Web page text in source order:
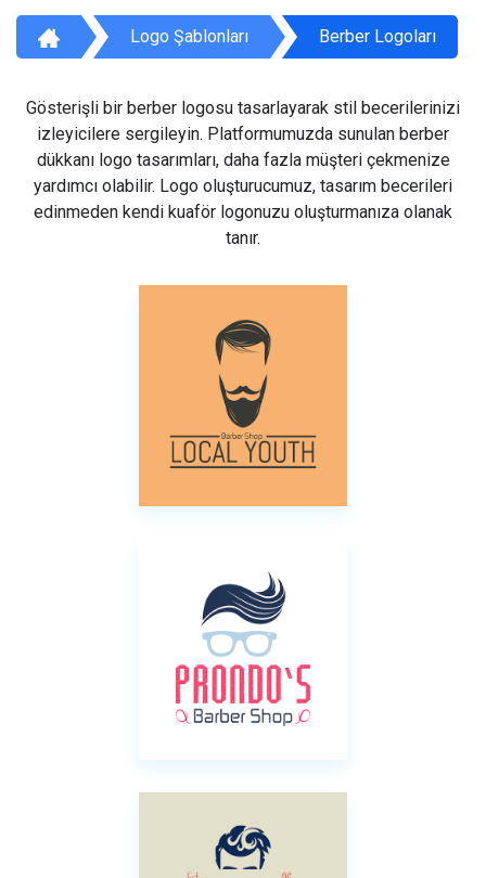
Logo Şablonları Berber Logoları
Gösterişli bir berber logosu tasarlayarak stil becerilerinizi
izleyicilere sergileyin. Platformumuzda sunulan berber
dükkanı logo tasarımları, daha fazla müşteri çekmenize
yardımcı olabilir. Logo oluşturucumuz, tasarım becerileri
edinmeden kendi kuaför logonuzu oluşturmanıza olanak
tanır.